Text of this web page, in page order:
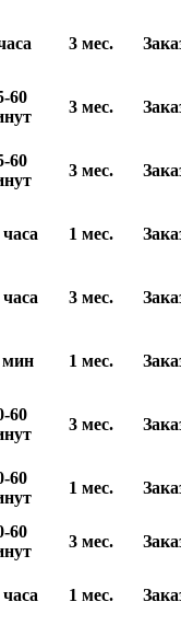
3 мес.
60
3 мес.
60
3 мес.
часа 1 мес.
часа 3 мес.
мин 1 мес.
60
3 мес.
60
1 мес.
60
3 мес.
часа 1 мес.